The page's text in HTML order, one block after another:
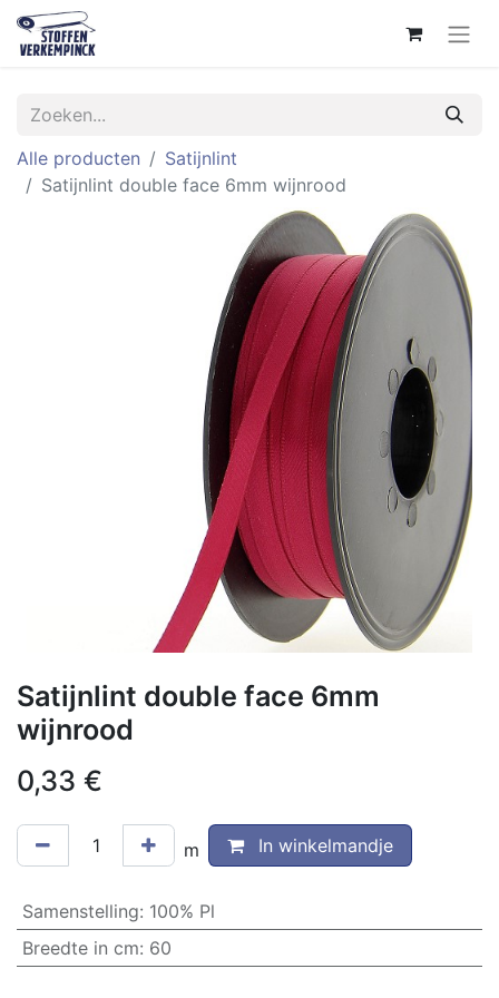
Alle producten
Satijnlint
Satijnlint double face 6mm wijnrood
Satijnlint double face 6mm
wijnrood
0,33 €
m In winkelmandje
Samenstelling: 100% Pl
Breedte in cm: 60